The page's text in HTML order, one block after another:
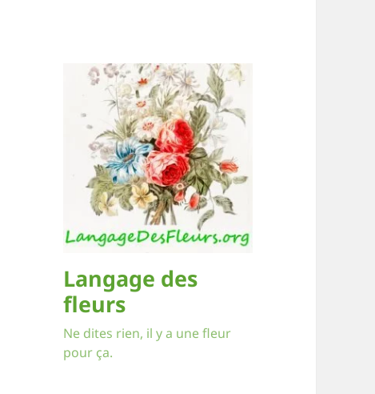
Langage des
fleurs
Ne dites rien, il y a une fleur
pour ça.